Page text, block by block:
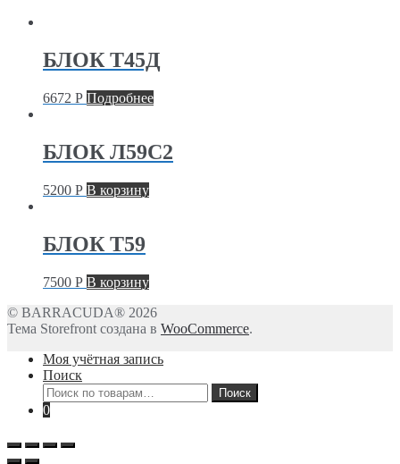
БЛОК Т45Д
6672 Р Подробнее
БЛОК Л59С2
5200 Р В корзину
БЛОК T59
7500 Р В корзину
© BARRACUDA® 2026
Тема Storefront создана в WooCommerce.
Моя учётная запись
Поиск
Искать:
Поиск
0